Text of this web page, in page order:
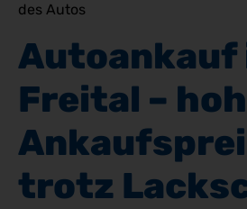
des Autos
Autoankauf
Freital –
trotz